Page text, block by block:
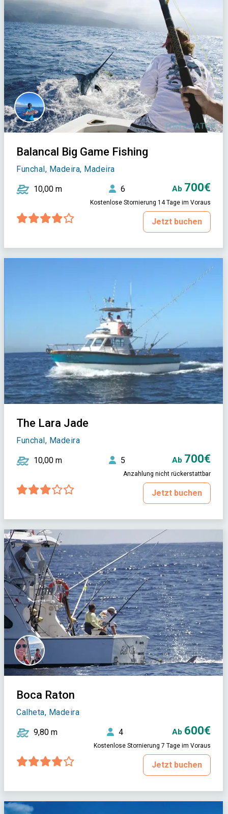
Balancal Big Game Fishing
Funchal, Madeira, Madeira
10,00 m 6 Ab 700€
Kostenlose Stornierung 14 Tage im Voraus
Jetzt buchen
The Lara Jade
Funchal, Madeira
10,00 m 5 Ab 700€
Anzahlung nicht rückerstattbar
Jetzt buchen
Boca Raton
Calheta, Madeira
9,80 m 4 Ab 600€
Kostenlose Stornierung 7 Tage im Voraus
Jetzt buchen